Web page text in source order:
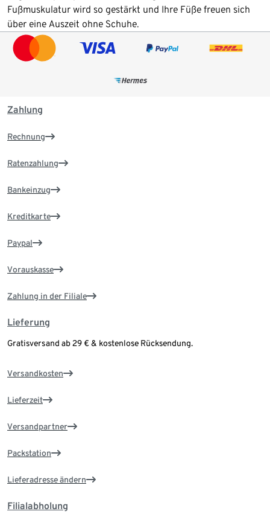
Fußmuskulatur wird so gestärkt und Ihre Füße freuen sich
über eine Auszeit ohne Schuhe.
Zahlung
Rechnung
Ratenzahlung
Bankeinzug
Kreditkarte
Paypal
Vorauskasse
Zahlung in der Filiale
Lieferung
Gratisversand ab 29 € & kostenlose Rücksendung.
Versandkosten
Lieferzeit
Versandpartner
Packstation
Lieferadresse ändern
Filialabholung